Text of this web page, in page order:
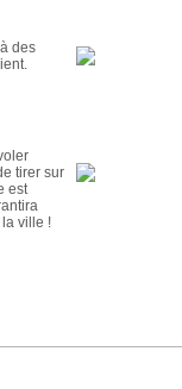
des
tirer sur
est
ville !